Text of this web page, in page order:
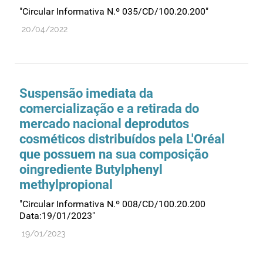
Gestão financeira e patrimonial
Hemoderivados
Inspeção
Investigação
Legislação
Licenciamentos
Locais de venda
Manutenção no mercado
Medicamentos de uso humano
Medicamentos genéricos
"Circular Informativa N.º 035/CD/100.20.200"
20/04/2022
Suspensão imediata da
comercialização e a retirada do
mercado nacional deprodutos
cosméticos distribuídos pela L'Oréal
que possuem na sua composição
oingrediente Butylphenyl
methylpropional
"Circular Informativa N.º 008/CD/100.20.200
Data:19/01/2023"
19/01/2023